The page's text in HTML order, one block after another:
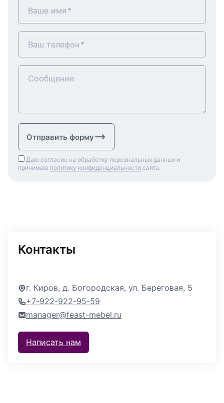
Ваше имя
Ваш телефон
Сообщение
Отправить форму
Даю согласие на обработку персональных данных и
принимаю политику конфиденциальности сайта.
Контакты
г. Киров, д. Богородская, ул. Береговая, 5
+7-922-922-95-59
manager@feast-mebel.ru
Написать нам